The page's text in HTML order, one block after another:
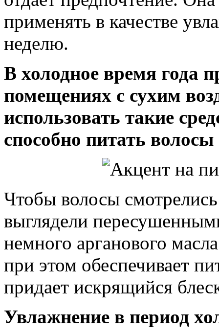
применять в качестве
неделю.
В холодное время года
помещениях с сухим
использовать такие
способно питать
Чтобы волосы
выглядели
немного арганового
при этом обеспечивает
придает искрящийся
Увлажнение в период